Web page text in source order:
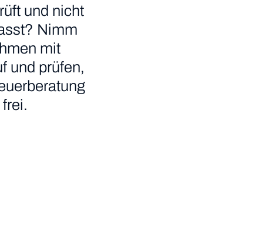
und nicht
Nimm
mit
und prüfen,